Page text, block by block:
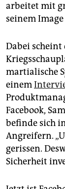
arbeitet mit
seinem
Dabei
martialische
einem
Facebook,
befinde sich
Angreifern.
gerissen.
Sicherheit